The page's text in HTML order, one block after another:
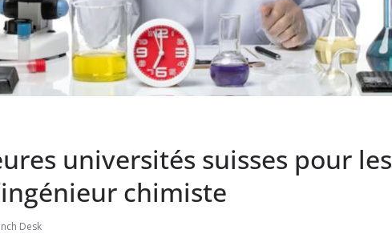
universités suisses pour les
chimiste
Desk